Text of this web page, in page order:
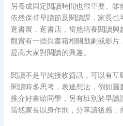
另養成固定閱讀時間也很重要。雖
依然保持早讀節及閱讀課，家長也
逛書展，逛書店，當然培養閱讀興
觀賞有一些與書籍相關戲劇或影片
提高大家對閱讀的興趣。
閱讀不是單純接收資訊，可以有互
閱讀時多思考，表達想法，例如
推介好書給同學，另有班別於早讀
當然家長以身作則，分享讀後感，